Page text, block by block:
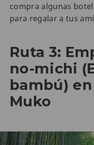
compra algunas
para regalar a tus
Ruta 3:
no-michi
bambú)
Muko